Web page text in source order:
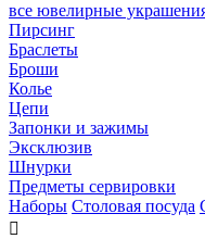
все ювелирные
Пирсинг
Браслеты
Броши
Колье
Цепи
Запонки и зажимы
Эксклюзив
Шнурки
Предметы сервировки
Наборы Столовая посуда
